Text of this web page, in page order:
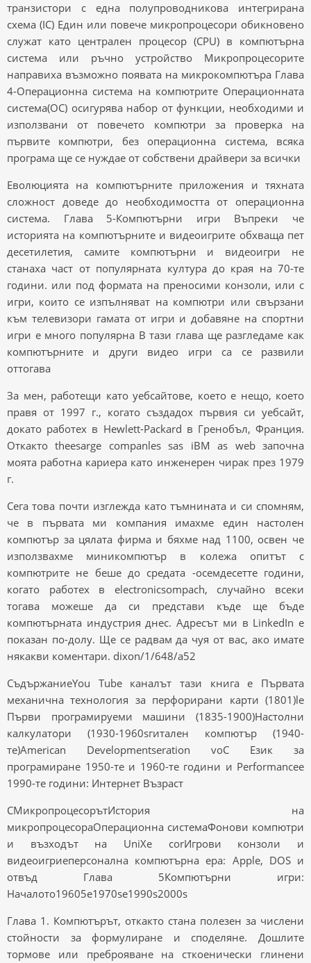
транзистори с една полупроводникова интегрирана
схема (IC) Един или повече микропроцесори обикновено
служат като централен процесор (CPU) в компютърна
система или ръчно устройство Микропроцесорите
направиха възможно появата на микрокомпютъра Глава
4-Операционна система на компютрите Операционната
система(ОС) осигурява набор от функции, необходими и
използвани от повечето компютри за проверка на
първите компютри, без операционна система, всяка
програма ще се нуждае от собствени драйвери за всички
Еволюцията на компютърните приложения и тяхната
сложност доведе до необходимостта от операционна
система. Глава 5-Компютърни игри Въпреки че
историята на компютърните и видеоигрите обхваща пет
десетилетия, самите компютърни и видеоигри не
станаха част от популярната култура до края на 70-те
години. или под формата на преносими конзоли, или с
игри, които се изпълняват на компютри или свързани
към телевизори гамата от игри и добавяне на спортни
игри е много популярна В тази глава ще разгледаме как
компютърните и други видео игри са се развили
оттогава
За мен, работещи като уебсайтове, което е нещо, което
правя от 1997 г., когато създадох първия си уебсайт,
докато работех в Hewlett-Packard в Гренобъл, Франция.
Откакто theesarge companles sas iBM as web започна
моята работна кариера като инженерен чирак през 1979
г.
Сега това почти изглежда като тъмнината и си спомням,
че в първата ми компания имахме един настолен
компютър за цялата фирма и бяхме над 1100, освен че
използвахме миникомпютър в колежа опитът с
компютрите не беше до средата -осемдесетте години,
когато работех в electronicsompach, случайно всеки
тогава можеше да си представи къде ще бъде
компютърната индустрия днес. Адресът ми в LinkedIn е
показан по-долу. Ще се радвам да чуя от вас, ако имате
някакви коментари. dixon/1/648/a52
СъдържаниеYou Tube каналът тази книга е Първата
механична технология за перфорирани карти (1801)le
Първи програмируеми машини (1835-1900)Настолни
калкулатори (1930-1960sгитален компютър (1940-
те)American Developmentseration voC Език за
програмиране 1950-те и 1960-те години и Performancee
1990-те години: Интернет Възраст
CМикропроцесорътИстория на
микропроцесораОперационна системаФонови компютри
и възходът на UniXe corИгрови конзоли и
видеоигриeперсонална компютърна ера: Apple, DOS и
отвъд Глава 5Компютърни игри:
Началото19605e1970se1990s2000s
Глава 1. Компютърът, откакто стана полезен за числени
стойности за формулиране и споделяне. Дошлите
тормове или преброяване на сткоенически глинени